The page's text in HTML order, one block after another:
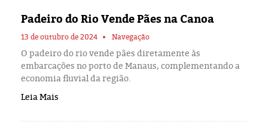
Eleições 2024
Pesquisas
Política
Padeiro do Rio Vende Pães na Canoa
13 de outubro de 2024 Navegação
O padeiro do rio vende pães diretamente às
embarcações no porto de Manaus, complementando a
economia fluvial da região.
Leia Mais